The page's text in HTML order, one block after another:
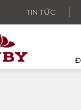
TIN TỨC